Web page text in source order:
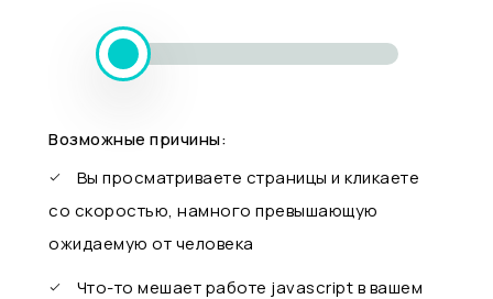
Возможные причины:
Вы просматриваете страницы и кликаете
со скоростью, намного превышающую
ожидаемую от человека
Что-то мешает работе javascript в вашем